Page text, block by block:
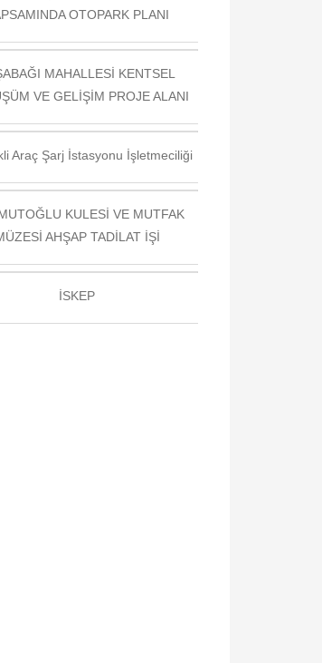
OTOPARK PLANI
MAHALLESİ KENTSEL
VE GELİŞİM PROJE ALANI
Araç Şarj İstasyonu İşletmeciliği
KULESİ VE MUTFAK
AHŞAP TADİLAT İŞİ
İSKEP